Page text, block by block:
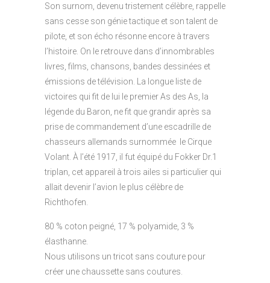
Son surnom, devenu tristement célèbre, rappelle
sans cesse son génie tactique et son talent de
pilote, et son écho résonne encore à travers
l’histoire. On le retrouve dans d’innombrables
livres, films, chansons, bandes dessinées et
émissions de télévision.
La longue liste de
victoires qui fit de lui le premier As des As, la
légende du Baron, ne fit que grandir après sa
prise de commandement d’une escadrille de
chasseurs allemands surnommée le Cirque
Volant. À l’été 1917, il fut équipé du Fokker Dr.1
triplan, cet appareil à trois ailes si particulier qui
allait devenir l’avion le plus célèbre de
Richthofen.
80 % coton peigné, 17 % polyamide, 3 %
élasthanne.
Nous utilisons un tricot sans couture pour
créer une chaussette sans coutures.